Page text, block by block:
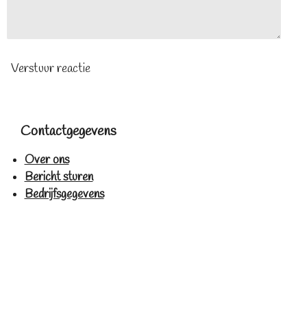
Verstuur reactie
Contactgegevens
Over ons
Bericht sturen
Bedrijfsgegevens